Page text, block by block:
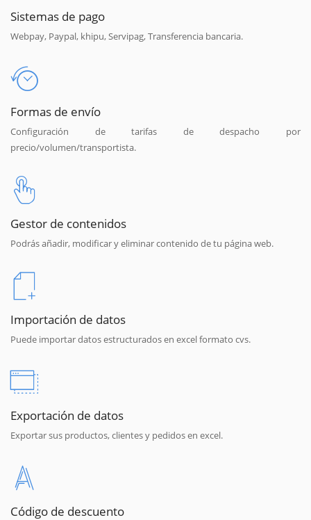
Sistemas de pago
Webpay, Paypal, khipu, Servipag, Transferencia bancaria.
Formas de envío
Configuración de tarifas de despacho por
precio/volumen/transportista.
Gestor de contenidos
Podrás añadir, modificar y eliminar contenido de tu página web.
Importación de datos
Puede importar datos estructurados en excel formato cvs.
Exportación de datos
Exportar sus productos, clientes y pedidos en excel.
Código de descuento